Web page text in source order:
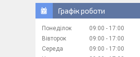
Графік роботи
Понеділок 09:00
17:00
Вівторок
09:00
17:00
Середа
09:00
17:00